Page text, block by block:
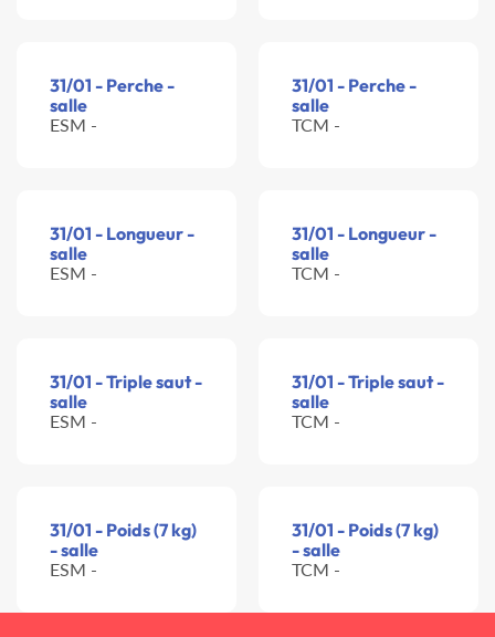
31/01 - Perche -
salle
ESM -
31/01 - Perche -
salle
TCM -
31/01 - Longueur -
salle
ESM -
31/01 - Longueur -
salle
TCM -
31/01 - Triple saut -
salle
ESM -
31/01 - Triple saut -
salle
TCM -
31/01 - Poids (7 kg)
- salle
ESM -
31/01 - Poids (7 kg)
- salle
TCM -